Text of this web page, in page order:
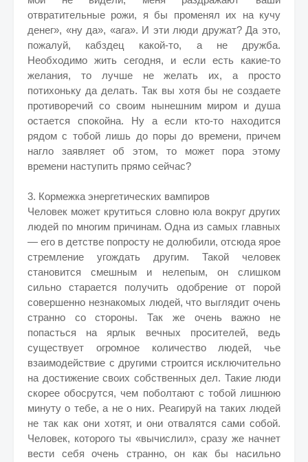
отвратительные рожи, я бы променял их на кучу
денег», «ну да», «ага». И эти люди дружат? Да это,
пожалуй, кабздец какой-то, а не дружба.
Необходимо жить сегодня, и если есть какие-то
желания, то лучше не желать их, а просто
потихоньку да делать. Так вы хотя бы не создаете
противоречий со своим нынешним миром и душа
остается спокойна. Ну а если кто-то находится
рядом с тобой лишь до поры до времени, причем
нагло заявляет об этом, то может пора этому
времени наступить прямо сейчас?
3. Кормежка энергетических вампиров
Человек может крутиться словно юла вокруг других
людей по многим причинам. Одна из самых главных
— его в детстве попросту не долюбили, отсюда ярое
стремление угождать другим. Такой человек
становится смешным и нелепым, он слишком
сильно старается получить одобрение от порой
совершенно незнакомых людей, что выглядит очень
странно со стороны. Так же очень важно не
попасться на ярлык вечных просителей, ведь
существует огромное количество людей, чье
взаимодействие с другими строится исключительно
на достижение своих собственных дел. Такие люди
скорее обосрутся, чем поболтают с тобой лишнюю
минуту о тебе, а не о них. Реагируй на таких людей
не так как они хотят, и они отвалятся сами собой.
Человек, которого ты «вычислил», сразу же начнет
вести себя очень странно, он как бы насильно